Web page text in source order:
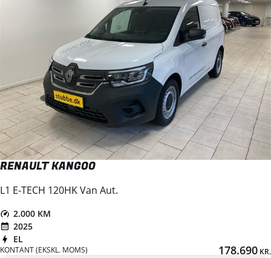
RENAULT KANGOO
L1 E-TECH 120HK Van Aut.
2.000 KM
2025
EL
KONTANT (EKSKL. MOMS) 178.690 KR.